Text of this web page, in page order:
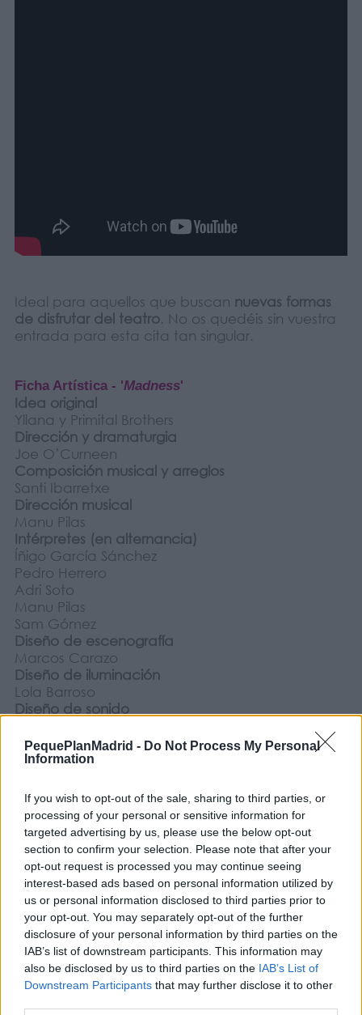
PequePlanMadrid - Do Not Process My Personal
Information
If you wish to opt-out of the sale, sharing to third parties, or
processing of your personal or sensitive information for
targeted advertising by us, please use the below opt-out
section to confirm your selection. Please note that after your
opt-out request is processed you may continue seeing
interest-based ads based on personal information utilized by
us or personal information disclosed to third parties prior to
your opt-out. You may separately opt-out of the further
disclosure of your personal information by third parties on the
IAB’s list of downstream participants. This information may
also be disclosed by us to third parties on the IAB’s List of
Downstream Participants that may further disclose it to other
Ideal para aquellos que buscan nuevas formas
de disfrutar del teatro. No os quedéis sin vuestra
entrada para esta cita tan singular.
Ficha Artística - 'Madness'
Idea original
Yllana y Primital Brothers
Dirección y dramaturgia
Joe O’Curneen
Composición musical y arreglos
Santi Ibarretxe
Dirección musical
Manu Pilas
Intérpretes (en alternancia)
Íñigo García Sánchez
Pedro Herrero
Adri Soto
Manu Pilas
Sam Gómez
Diseño de escenografía
Marcos Carazo
Diseño de iluminación
Lola Barroso
Diseño de sonido
Técnicos en gira
Álex Vela
Diseño de vestuario
Tatiana de Sarabia
Coreógrafo
Carlos Chamorro
Diseño y realización de audiovisuales
Leo Lapeña
¿Qué es la Red de Teatros de la Comunidad de
Madrid?
La Red de Teatros es una iniciativa de la
Comunidad de Madrid para garantizar una
programación de artes escénicas y música
estable en los teatros y auditorios municipales.
La Red está compuesta por 71 municipios, que